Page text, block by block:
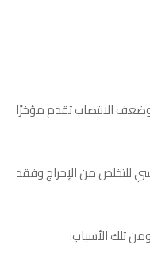
الانتصاب تقدم مؤخرًا
للتخلص من الإحراج وفقد
تلك الأسباب: